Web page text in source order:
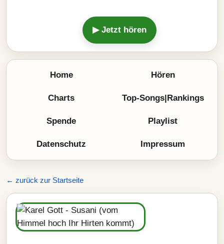
▶ Jetzt hören
Home Hören
Charts Top-Songs|Rankings
Spende Playlist
Datenschutz Impressum
← zurück zur Startseite